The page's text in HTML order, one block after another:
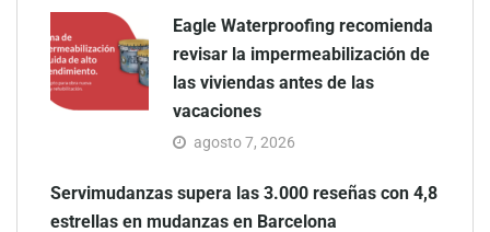
Eagle Waterproofing recomienda
revisar la impermeabilización de
las viviendas antes de las
vacaciones
agosto 7, 2026
Servimudanzas supera las 3.000 reseñas con 4,8
estrellas en mudanzas en Barcelona